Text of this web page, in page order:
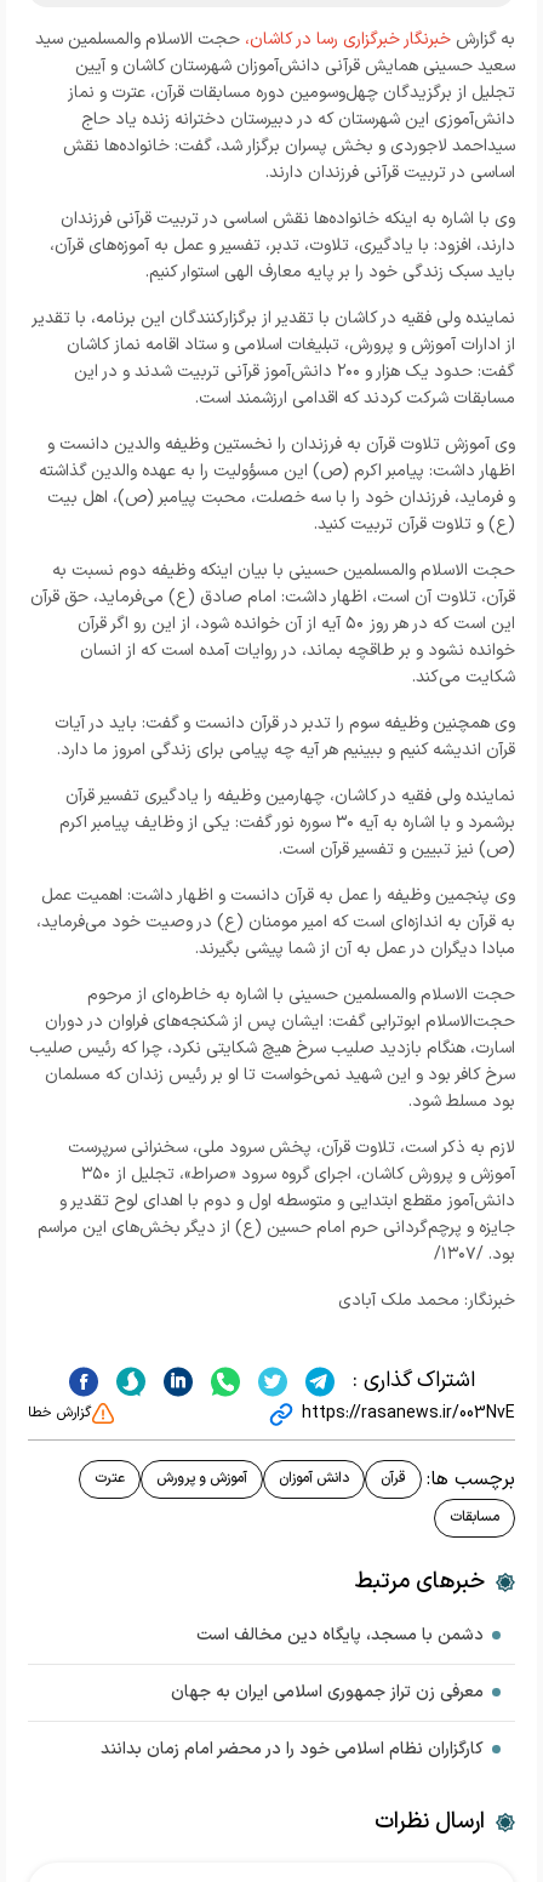
به گزارش خبرنگار خبرگزاری رسا در کاشان، حجت الاسلام والمسلمین سید
سعید حسینی همایش قرآنی دانش‌آموزان شهرستان کاشان و آیین
تجلیل از برگزیدگان چهل‌وسومین دوره مسابقات قرآن، عترت و نماز
دانش‌آموزی این شهرستان که در دبیرستان دخترانه زنده یاد حاج
سیداحمد لاجوردی و بخش پسران برگزار شد، گفت: خانواده‌ها نقش
اساسی در تربیت قرآنی فرزندان دارند.
وی با اشاره به اینکه خانواده‌ها نقش اساسی در تربیت قرآنی فرزندان
دارند، افزود: با یادگیری، تلاوت، تدبر، تفسیر و عمل به آموزه‌های قرآن،
باید سبک زندگی خود را بر پایه معارف الهی استوار کنیم.
نماینده ولی فقیه در کاشان با تقدیر از برگزارکنندگان این برنامه، با تقدیر
از ادارات آموزش و پرورش، تبلیغات اسلامی و ستاد اقامه نماز کاشان
گفت: حدود یک هزار و ۲۰۰ دانش‌آموز قرآنی تربیت شدند و در این
مسابقات شرکت کردند که اقدامی ارزشمند است.
وی آموزش تلاوت قرآن به فرزندان را نخستین وظیفه والدین دانست و
اظهار داشت: پیامبر اکرم (ص) این مسؤولیت را به عهده والدین گذاشته
و فرماید، فرزندان خود را با سه خصلت، محبت پیامبر (ص)، اهل بیت
(ع) و تلاوت قرآن تربیت کنید.
حجت الاسلام والمسلمین حسینی با بیان اینکه وظیفه دوم نسبت به
قرآن، تلاوت آن است، اظهار داشت: امام صادق (ع) می‌فرماید، حق قرآن
این است که در هر روز ۵٠ آیه از آن خوانده شود، از این رو اگر قرآن
خوانده نشود و بر طاقچه بماند، در روایات آمده است که از انسان
شکایت می‌کند.
وی همچنین وظیفه سوم را تدبر در قرآن دانست و گفت: باید در آیات
قرآن اندیشه کنیم و ببینیم هر آیه چه پیامی برای زندگی امروز ما دارد.
نماینده ولی فقیه در کاشان، چهارمین وظیفه را یادگیری تفسیر قرآن
برشمرد و با اشاره به آیه ۳۰ سوره نور گفت: یکی از وظایف پیامبر اکرم
(ص) نیز تبیین و تفسیر قرآن است.
وی پنجمین وظیفه را عمل به قرآن دانست و اظهار داشت: اهمیت عمل
به قرآن به اندازه‌ای است که امیر مومنان (ع) در وصیت خود می‌فرماید،
مبادا دیگران در عمل به آن از شما پیشی بگیرند.
حجت الاسلام والمسلمین حسینی با اشاره به خاطره‌ای از مرحوم
حجت‌الاسلام ابوترابی گفت: ایشان پس از شکنجه‌های فراوان در دوران
اسارت، هنگام بازدید صلیب سرخ هیچ شکایتی نکرد، چرا که رئیس صلیب
سرخ کافر بود و این شهید نمی‌خواست تا او بر رئیس زندان که مسلمان
بود مسلط شود.
لازم به ذکر است، تلاوت قرآن، پخش سرود ملی، سخنرانی سرپرست
آموزش و پرورش کاشان، اجرای گروه سرود «صراط»، تجلیل از ۳۵٠
دانش‌آموز مقطع ابتدایی و متوسطه اول و دوم با اهدای لوح تقدیر و
جایزه و پرچم‌گردانی حرم امام حسین (ع) از دیگر بخش‌های این مراسم
بود. /۱۳۰۷/
خبرنگار: محمد ملک آبادی
اشتراک گذاری :
https://rasanews.ir/003NvE گزارش خطا
برچسب ها: قرآن دانش آموزان آموزش و پرورش
عترت
مسابقات
خبرهای مرتبط
دشمن با مسجد، پایگاه دین مخالف است
معرفی زن تراز جمهوری اسلامی ایران به جهان
کارگزاران نظام اسلامی خود را در محضر امام زمان بدانند
ارسال نظرات